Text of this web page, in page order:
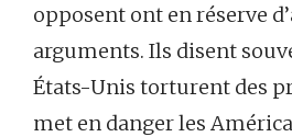
opposent ont en réserve
arguments. Ils disent
États-Unis torturent des
met en danger les